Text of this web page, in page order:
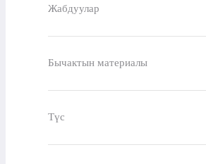
Жабдуулар
Бычактын материалы
Түс